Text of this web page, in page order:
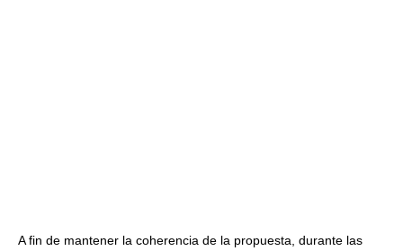
A fin de mantener la coherencia de la propuesta, durante las